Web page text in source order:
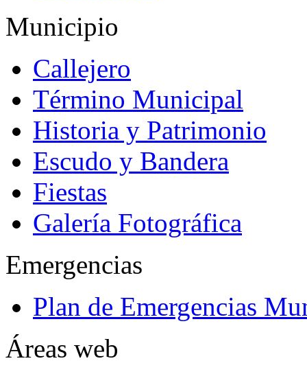
Municipio
Callejero
Término Municipal
Historia y Patrimonio
Escudo y Bandera
Fiestas
Galería Fotográfica
Emergencias
Plan de Emergencias
Áreas web